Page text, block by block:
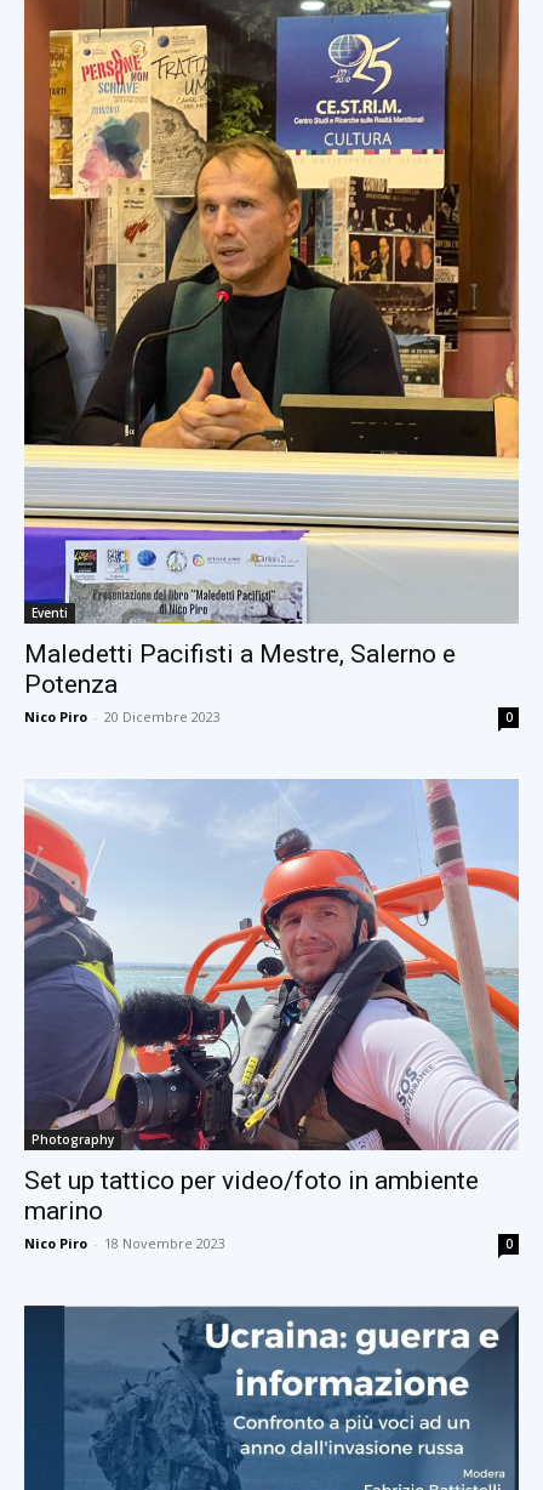
Eventi
Maledetti Pacifisti a Mestre, Salerno e
Potenza
Nico Piro - 20 Dicembre 2023 0
Photography
Set up tattico per video/foto in ambiente
marino
Nico Piro - 18 Novembre 2023 0